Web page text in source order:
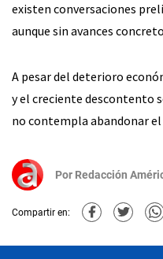
existen conversaciones
aunque sin avances
A pesar del deterioro
y el creciente descontento
no contempla abandonar el
Por Redacción
Compartir en: